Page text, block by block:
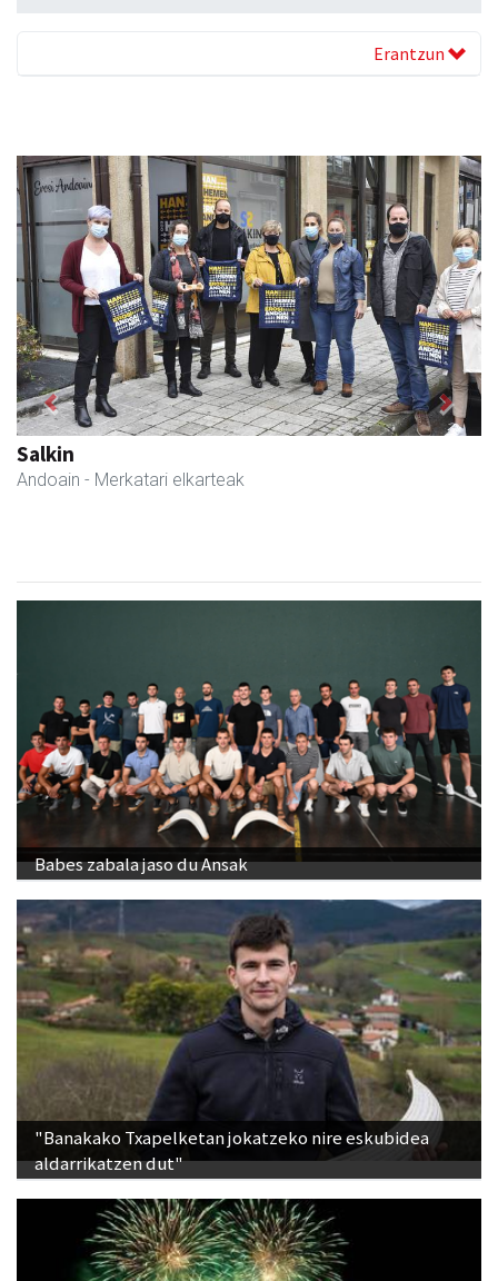
Erantzun
Salkin
Andoain - Merkatari elkarteak
Previous Next
Babes zabala jaso du Ansak
"Banakako Txapelketan jokatzeko nire eskubidea
aldarrikatzen dut"